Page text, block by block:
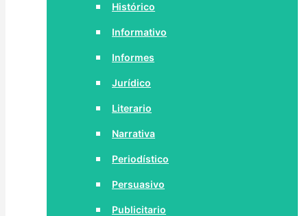
Histórico
Informativo
Informes
Jurídico
Literario
Narrativa
Periodístico
Persuasivo
Publicitario